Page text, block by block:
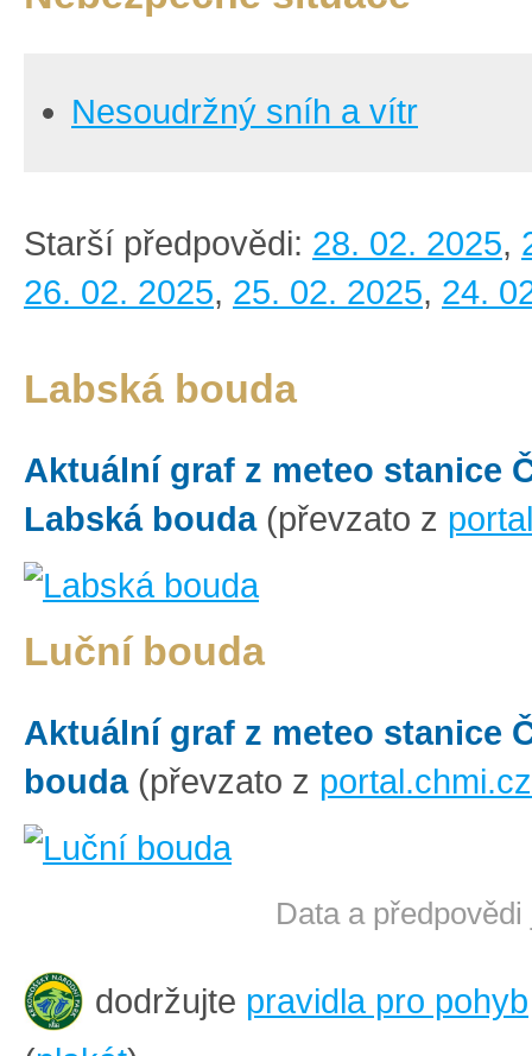
Nesoudržný sníh a vítr
Starší předpovědi: 28. 02. 2025,
26. 02. 2025, 25. 02. 2025, 24.
Labská bouda
Aktuální graf z meteo stanice
Labská bouda(převzato z
Luční bouda
Aktuální graf z meteo stanice
bouda(převzato z portal.chmi.cz
Data a
dodržujte pravidla pro pohyb